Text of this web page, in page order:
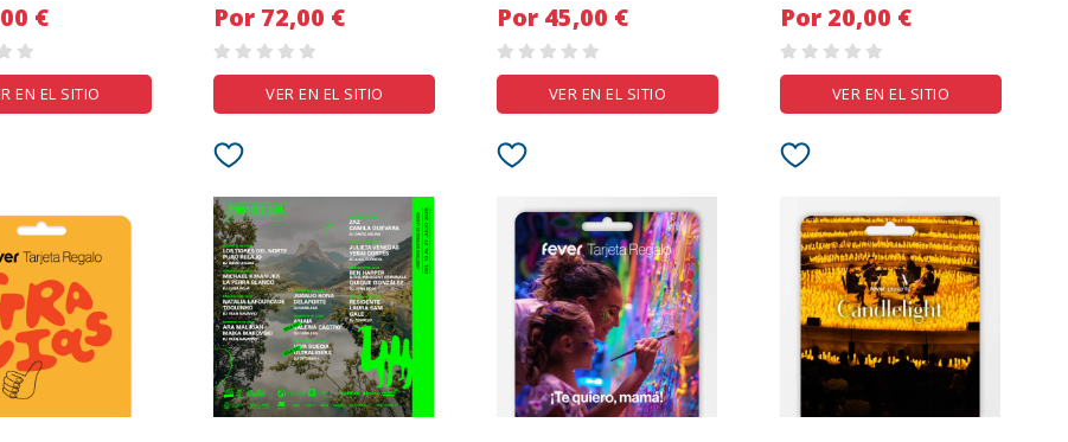
5,00 €
EN EL SITIO
Por 72,00 €
VER EN EL SITIO
Por 45,00 €
VER EN EL SITIO
Por 20,00 €
VER EN EL SITIO